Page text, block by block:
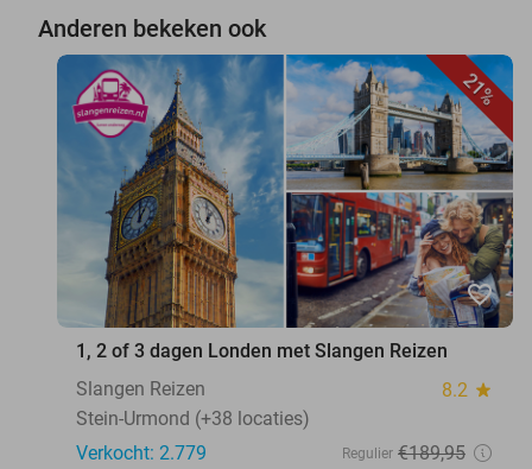
Anderen bekeken ook
21%
favorite_border
1, 2 of 3 dagen Londen met Slangen Reizen
Slangen Reizen
8.2 star
Stein-Urmond (+38 locaties)
Verkocht: 2.779
Regulier €189,95